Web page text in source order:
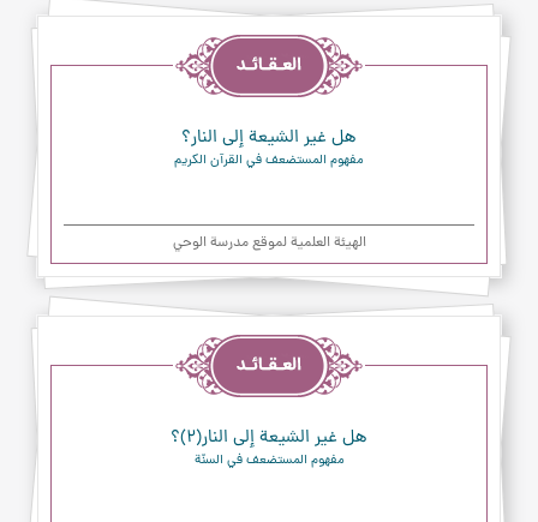
هل غير الشيعة إلى النار؟
مفهوم المستضعف في القرآن الكريم
الهیئة العلمیة لموقع مدرسة الوحي
هل غير الشيعة إلى النار(۲)؟
مفهوم المستضعف في السنّة